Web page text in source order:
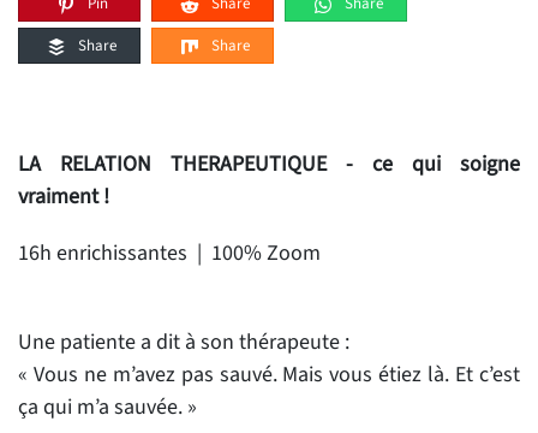
Share
Share
LA RELATION THERAPEUTIQUE - ce qui soigne
vraiment !
16h enrichissantes | 100% Zoom
Une patiente a dit à son thérapeute :
« Vous ne m’avez pas sauvé. Mais vous étiez là. Et c’est
ça qui m’a sauvée. »